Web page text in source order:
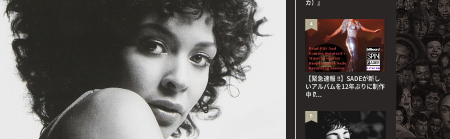
カ）』
【緊急速報 ‼】SADEが新し
いアルバムを12年ぶりに制作
中 ⁉...
4
5